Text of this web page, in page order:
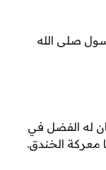
صلى الله
له الفضل في
معركة الخندق.